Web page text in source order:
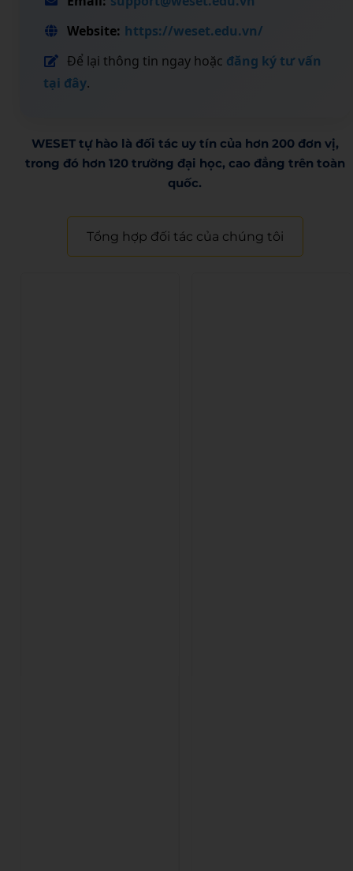
Website: https://weset.edu.vn/
Để lại thông tin ngay hoặc đăng ký tư vấn
tại đây.
WESET tự hào là đối tác uy tín của hơn 200 đơn vị,
trong đó hơn 120 trường đại học, cao đẳng trên toàn
quốc.​
Tổng hợp đối tác của chúng tôi